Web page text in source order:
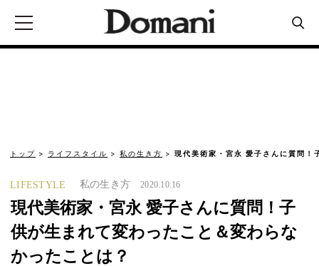
トップ ライフスタイル 私の生き方 現代美術家・宮永 愛子さんに質問
LIFESTYLE 私の生き方 2020.10.16
現代美術家・宮永 愛子さんに質問！子
供が生まれて変わったこと＆変わらな
かったことは？